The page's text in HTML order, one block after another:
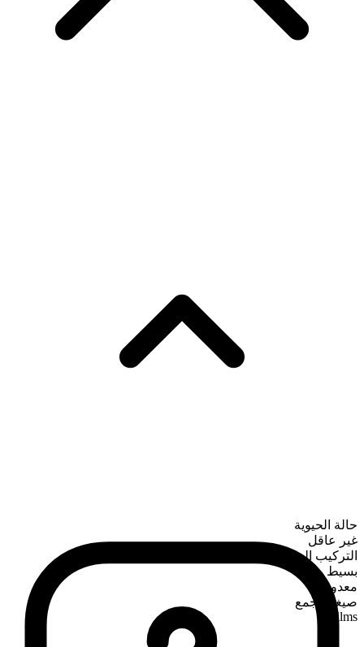
حالة الحيوية
غير عاقل
التركيب الصرفي
بسيط
معدود
صيغة الجمع
films